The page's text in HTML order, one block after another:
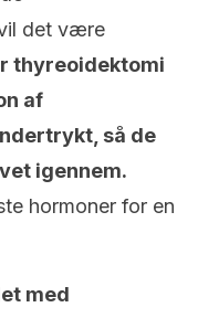
det være
thyreoidektomi
af
så de
igennem.
hormoner for en
med